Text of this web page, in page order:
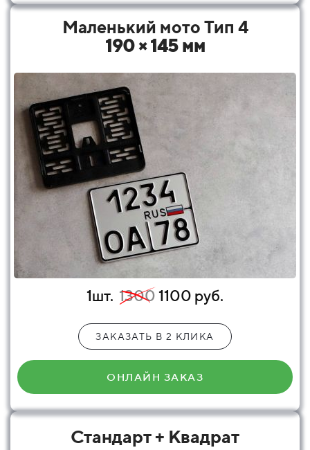
Маленький мото Тип 4
190 × 145 мм
1шт. 13001100 руб.
ЗАКАЗАТЬ В 2 КЛИКА
ОНЛАЙН ЗАКАЗ
Стандарт + Квадрат